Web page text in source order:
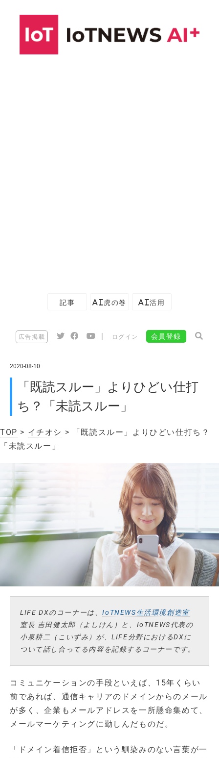
記事 AI虎の巻 AI活用
広告掲載 ログイン 会員登録
2020-08-10
「既読スルー」よりひどい仕打
ち？「未読スルー」
TOP > イチオシ > 「既読スルー」よりひどい仕打ち？
「未読スルー」
LIFE DXのコーナーは、IoTNEWS生活環境創造室
室長 吉田健太郎（よしけん）と、IoTNEWS代表の
小泉耕二（こいずみ）が、LIFE分野におけるDXに
ついて話し合ってる内容を記録するコーナーです。
コミュニケーションの手段といえば、15年くらい
前であれば、通信キャリアのドメインからのメール
が多く、企業もメールアドレスを一所懸命集めて、
メールマーケティングに勤しんだものだ。
「ドメイン着信拒否」という馴染みのない言葉が一